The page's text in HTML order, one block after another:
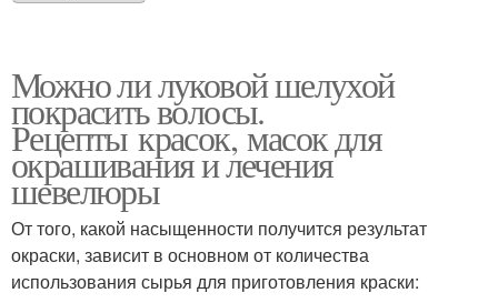
Можно ли луковой шелухой
покрасить волосы.
Рецепты красок, масок для
окрашивания и лечения
шевелюры
От того, какой насыщенности получится результат
окраски, зависит в основном от количества
использования сырья для приготовления краски: